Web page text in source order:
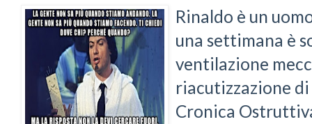
Rinaldo è un
una settimana è
ventilazione
riacutizzazione
Cronica